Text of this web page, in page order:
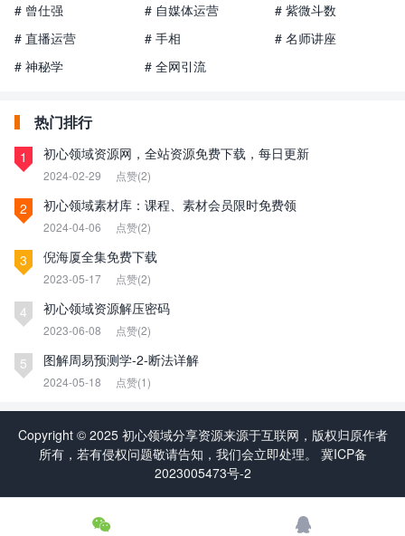
 
# 曾仕强
# 自媒体运营
# 紫微斗数
# 直播运营
# 手相
# 名师讲座
# 神秘学
# 全网引流
热门排行
1 初心领域资源网，全站资源免费下载，每日更新
2024-02-29 点赞(2)
2 初心领域素材库：课程、素材会员限时免费领
2024-04-06 点赞(2)
3 倪海厦全集免费下载
2023-05-17 点赞(2)
4 初心领域资源解压密码
2023-06-08 点赞(2)
5 图解周易预测学-2-断法详解
2024-05-18 点赞(1)
Copyright © 2025 初心领域分享资源来源于互联网，版权归原作者
所有，若有侵权问题敬请告知，我们会立即处理。 冀ICP备
2023005473号-2